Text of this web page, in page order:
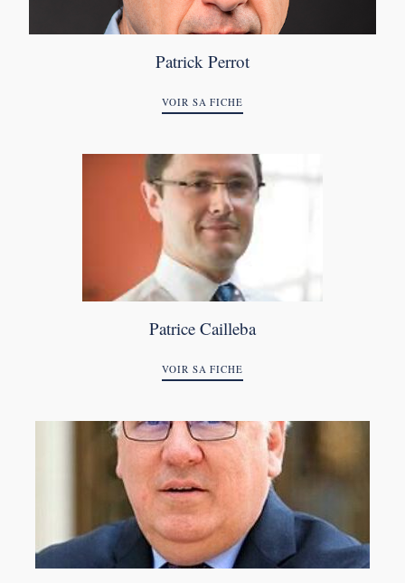
Patrick Perrot
VOIR SA FICHE
Patrice Cailleba
VOIR SA FICHE